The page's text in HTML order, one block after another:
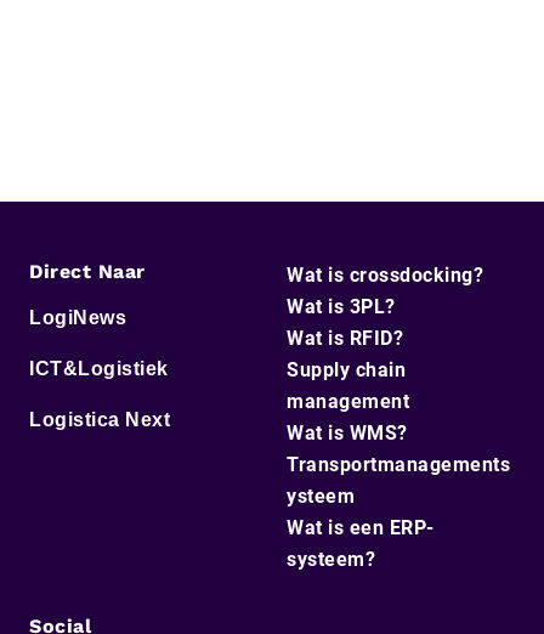
Direct Naar
LogiNews
ICT&Logistiek
Logistica Next
Wat is crossdocking?
Wat is 3PL?
Wat is RFID?
Supply chain
management
Wat is WMS?
Transportmanagements
ysteem
Wat is een ERP-
systeem?
Social